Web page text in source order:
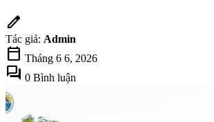
edit
Tác giả: Admin
calendar_today Tháng 6 6, 2026
forum 0 Bình luận